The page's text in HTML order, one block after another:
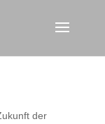
der